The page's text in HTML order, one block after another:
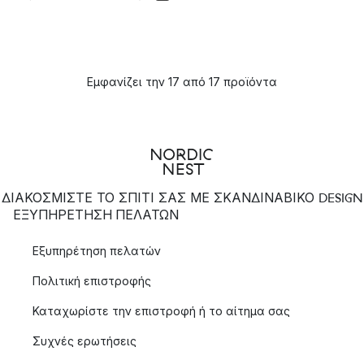
Εμφανίζει την 17 από 17 προϊόντα
ΔΙΑΚΟΣΜΙΣΤΕ ΤΟ ΣΠΙΤΙ ΣΑΣ ΜΕ ΣΚΑΝΔΙΝΑΒΙΚΟ DESIGN
ΕΞΥΠΗΡΈΤΗΣΗ ΠΕΛΑΤΏΝ
Εξυπηρέτηση πελατών
Πολιτική επιστροφής
Καταχωρίστε την επιστροφή ή το αίτημα σας
Συχνές ερωτήσεις